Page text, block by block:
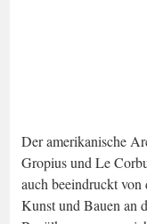
Der amerikanische
Gropius und Le
auch beeindruckt von
Kunst und Bauen an